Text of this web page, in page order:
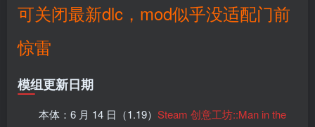
可关闭最新dlc，mod似乎没适配门前
惊雷
模组更新日期
本体：6 月 14 日（1.19） Steam 创意工坊::Man in the